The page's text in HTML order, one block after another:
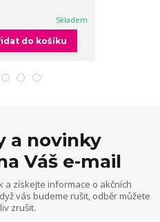
Skladem
do košíku
a novinky
Váš e-mail
a získejte informace o akčních
vás budeme rušit, odběr můžete
zrušit.